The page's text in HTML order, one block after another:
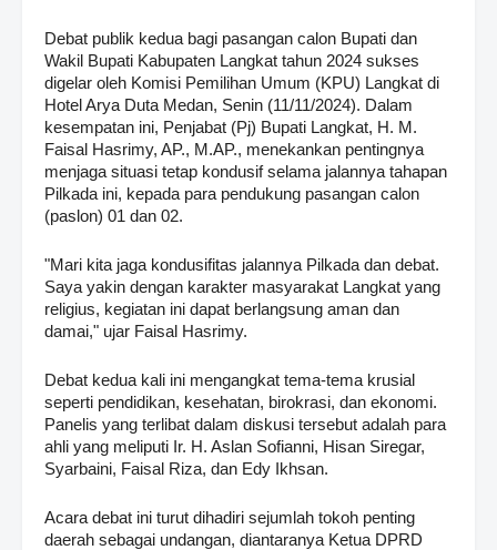
Debat publik kedua bagi pasangan calon Bupati dan
Wakil Bupati Kabupaten Langkat tahun 2024 sukses
digelar oleh Komisi Pemilihan Umum (KPU) Langkat di
Hotel Arya Duta Medan, Senin (11/11/2024). Dalam
kesempatan ini, Penjabat (Pj) Bupati Langkat, H. M.
Faisal Hasrimy, AP., M.AP., menekankan pentingnya
menjaga situasi tetap kondusif selama jalannya tahapan
Pilkada ini, kepada para pendukung pasangan calon
(paslon) 01 dan 02.
"Mari kita jaga kondusifitas jalannya Pilkada dan debat.
Saya yakin dengan karakter masyarakat Langkat yang
religius, kegiatan ini dapat berlangsung aman dan
damai," ujar Faisal Hasrimy.
Debat kedua kali ini mengangkat tema-tema krusial
seperti pendidikan, kesehatan, birokrasi, dan ekonomi.
Panelis yang terlibat dalam diskusi tersebut adalah para
ahli yang meliputi Ir. H. Aslan Sofianni, Hisan Siregar,
Syarbaini, Faisal Riza, dan Edy Ikhsan.
Acara debat ini turut dihadiri sejumlah tokoh penting
daerah sebagai undangan, diantaranya Ketua DPRD